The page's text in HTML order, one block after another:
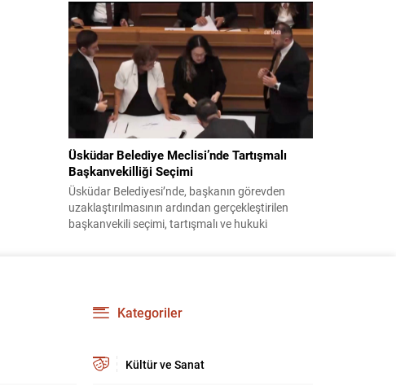
Toplantı sonrası yayımlanan sekiz maddelik
bildiri, ülke güvenliği ve bölgesel gelişmelere dair
değerlendirmeleri içermektedir. Yaklaşık 2 saat
15 dakika süren oturumun sonuç metninde;
terörle mücadele, bölgesel istikrar,...
Üsküdar Belediye Meclisi’nde Tartışmalı
Başkanvekilliği Seçimi
Üsküdar Belediyesi’nde, başkanın görevden
uzaklaştırılmasının ardından gerçekleştirilen
başkanvekili seçimi, tartışmalı ve hukuki
kamuoyunda tepkilere yol açtı. Seçim sürecinde
yaşanan gelişmeler, parti grupları arasındaki
Kategoriler
Kültür ve Sanat